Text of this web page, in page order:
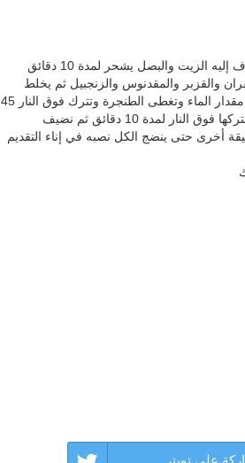
يغسل اللحم جيداً ويوضع في طنجرة الظغط ثم يضاف إليه الزيت والبصل يشحر لمدة 10 دقائق
والقزبر والمقدنوس والزنجبيل ثم يخلط
الكل جيدا ويترك فوق النار يتقلى جيدا بعدها يضاف مقدار الماء وتغطى الطنجرة وتترك فوق النار 45
دقيقة تقريباً حتى ينضج اللحم بعدها نضيف الجلبانة نتركها فوق النار لمدة 10 دقائق ثم نضيف
وقطع الحامض نتركها من 10 الى 15 دقيقة أخرى حتى ينضج الكل نصبه في إناء التقديم
على تويتر